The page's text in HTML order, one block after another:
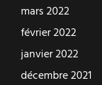
mars 2022
février 2022
janvier 2022
décembre 2021